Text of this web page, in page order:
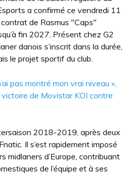
a confirmé ce vendredi 11
de Rasmus "Caps"
fin 2027. Présent chez G2
danois s’inscrit dans la durée,
le projet sportif du club.
pas montré mon vrai niveau »,
victoire de Movistar KOI contre
2018-2019, après deux
Il s’est rapidement imposé
midlaners d’Europe, contribuant
de l’équipe et à ses